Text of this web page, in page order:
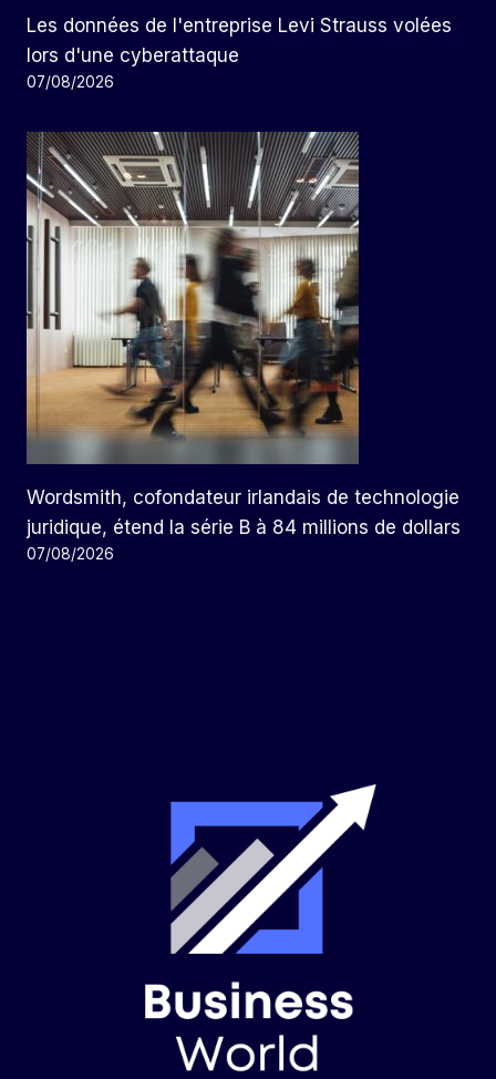
Les données de l'entreprise Levi Strauss volées
lors d'une cyberattaque
07/08/2026
Wordsmith, cofondateur irlandais de technologie
juridique, étend la série B à 84 millions de dollars
07/08/2026